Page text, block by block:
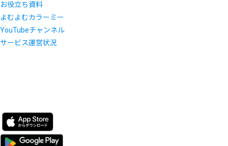
お役立ち資料
よむよむカラーミー
YouTubeチャンネル
サービス運営状況